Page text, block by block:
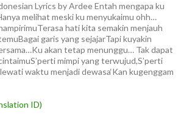
Lyrics by Ardee Entah mengapa ku
melihat meski ku menyukaimu ohh…
hati kita semakin menjauh
garis yang sejajarTapi kuyakin
akan tetap menunggu… Tak dapat
mimpi yang terwujud,S’perti
waktu menjadi dewasa‘Kan kugenggam
ID)